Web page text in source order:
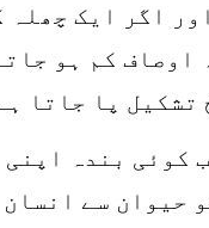
اگر ایک
اوصاف کم ہو
پا جاتا
کوئی بندہ
حیوان سے